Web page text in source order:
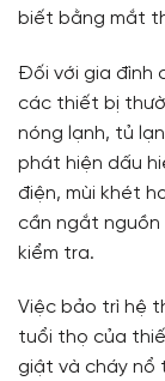
biết bằng mắt
Đối với gia đình
các thiết bị
nóng lạnh, tủ
phát hiện dấu
điện, mùi khét
cần ngắt nguồn
kiểm tra.
Việc bảo trì hệ
tuổi thọ của
giật và cháy nổ